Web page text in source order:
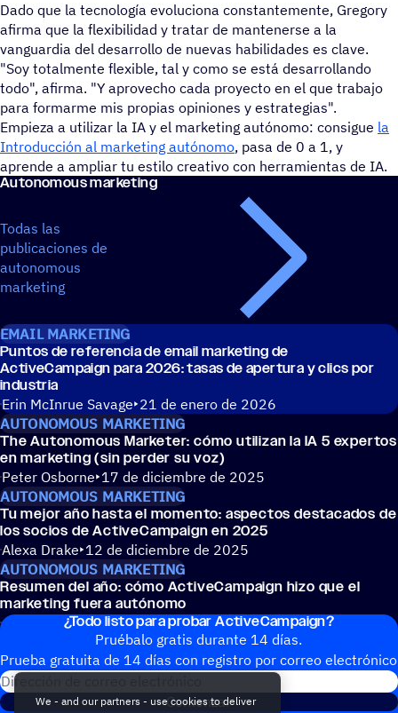
Dado que la tecnología evoluciona constantemente, Gregory
afirma que la flexibilidad y tratar de mantenerse a la
vanguardia del desarrollo de nuevas habilidades es clave.
"Soy totalmente flexible, tal y como se está desarrollando
todo", afirma. "Y aprovecho cada proyecto en el que trabajo
para formarme mis propias opiniones y estrategias".
Empieza a utilizar la IA y el marketing autónomo: consigue la
Introducción al marketing autónomo, pasa de 0 a 1, y
aprende a ampliar tu estilo creativo con herramientas de IA.
Auto­no­mous marketing
Todas las
publicaciones de
autonomous
marketing
EMAIL MARKETING
Puntos de refe­ren­cia de email marke­ting de
ActiveCampaign para 2026: tasas de aper­tura y clics por
industria
Erin McInrue Savage 21 de enero de 2026
AUTONOMOUS MARKETING
The Auto­no­mous Marke­ter: cómo utili­zan la IA 5 exper­tos
en marke­ting (sin perder su voz)
Peter Osborne 17 de diciembre de 2025
AUTONOMOUS MARKETING
Tu mejor año hasta el momento: aspec­tos desta­ca­dos de
los socios de ActiveCampaign en 2025
Alexa Drake 12 de diciembre de 2025
AUTONOMOUS MARKETING
Resumen del año: cómo ActiveCampaign hizo que el
marke­ting fuera autónomo
Alexa Drake 12 de diciembre de 2025
¿Todo listo para probar ActiveCampaign?
Pruébalo gratis durante 14 días.
Prueba gratuita de 14 días con regis­tro por correo electrónico
Dirección de correo electrónico
Comenzar
We - and our partners - use cookies to deliver